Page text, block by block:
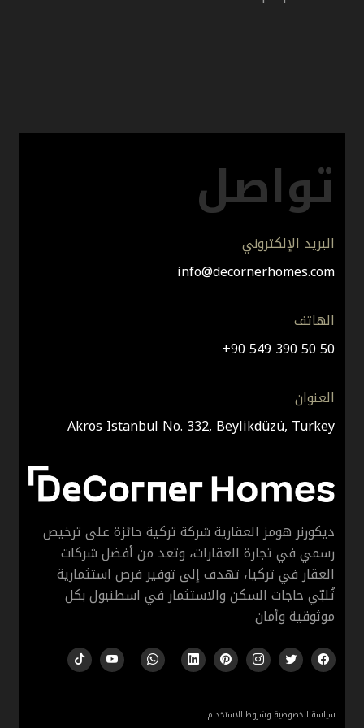
تواصل
البريد الإلكتروني
info@decornerhomes.com
الهاتف
+90 549 390 50 50
العنوان
Akros Istanbul No. 332, Beylikdüzü, Turkey
ديكورنر هومز العقارية شركة تركية حائزة على ترخيص
رسمي في تجارة العقارات، وتعد من أفضل شركات
العقار في تركيا، تهدف إلى توفير فرص استثمارية
تُلبّي حاجات السكن والاستثمار في اسطنبول بكل
موثوقية وأمان
سياسة الخصوصية وشروط الاستخدام